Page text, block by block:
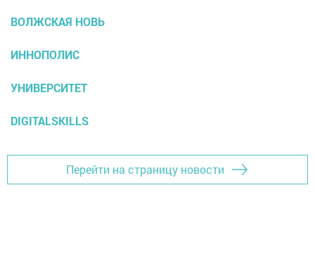
ВОЛЖСКАЯ НОВЬ
ИННОПОЛИС
УНИВЕРСИТЕТ
DIGITALSKILLS
Перейти на страницу новости